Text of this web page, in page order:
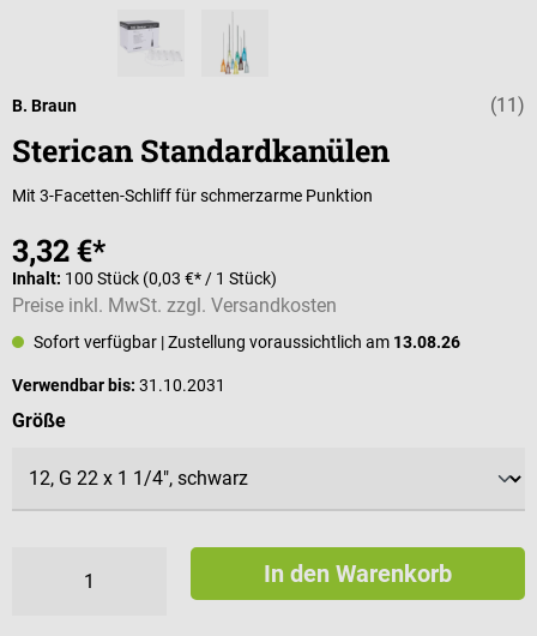
(11)
B. Braun
Sterican Standardkanülen
Mit 3-Facetten-Schliff für schmerzarme Punktion
3,32 €*
Inhalt: 100 Stück (0,03 €* / 1 Stück)
Preise inkl. MwSt. zzgl. Versandkosten
Sofort verfügbar | Zustellung voraussichtlich am 13.08.26
Verwendbar bis: 31.10.2031
Größeauswählen
In den Warenkorb